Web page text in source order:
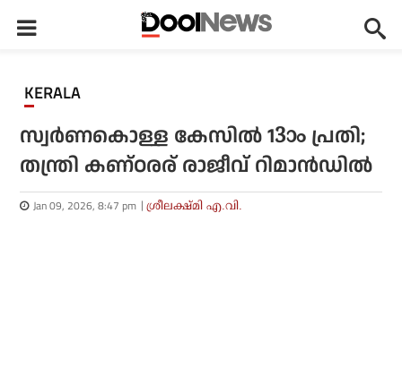
KERALA
സ്വർണകൊള്ള കേസിൽ 13ാം പ്രതി;
തന്ത്രി കണ്ഠരര് രാജീവ് റിമാൻഡിൽ
Jan 09, 2026, 8:47 pm ശ്രീലക്ഷ്മി എ.വി.